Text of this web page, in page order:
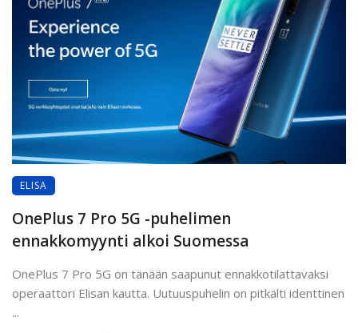
ELISA
OnePlus 7 Pro 5G -puhelimen
ennakkomyynti alkoi Suomessa
OnePlus 7 Pro 5G on tänään saapunut ennakkotilattavaksi
operaattori Elisan kautta. Uutuuspuhelin on pitkälti identtinen
...